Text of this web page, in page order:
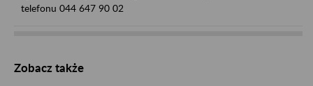
telefonu 044 647 90 02
Zobacz także